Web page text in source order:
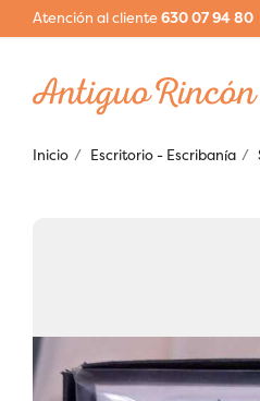
Atención al cliente630 07 94 80
Inicio Escritorio - Escribanía